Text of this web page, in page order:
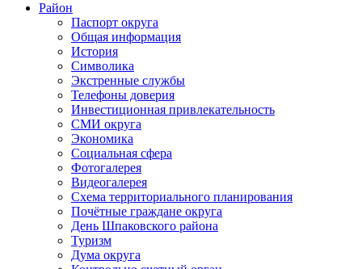
Район
Паспорт округа
Общая информация
История
Символика
Экстренные службы
Телефоны доверия
Инвестиционная привлекательность
СМИ округа
Экономика
Социальная сфера
Фотогалерея
Видеогалерея
Схема территориального планирования
Почётные граждане округа
День Шпаковского района
Туризм
Дума округа